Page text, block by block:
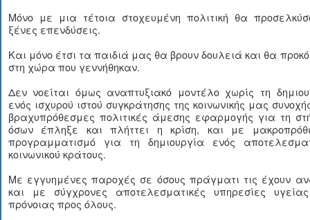
Μόνο με μια τέτοια στοχευμένη πολιτική θα
ξένες επενδύσεις.
Και μόνο έτσι τα παιδιά μας θα βρουν δουλειά και θα
στη χώρα που γεννήθηκαν.
Δεν νοείται όμως αναπτυξιακό μοντέλο χωρίς τη
ενός ισχυρού ιστού συγκράτησης της κοινωνικής μας
βραχυπρόθεσμες πολιτικές άμεσης εφαρμογής για τη
όσων έπληξε και πλήττει η κρίση, και με
προγραμματισμό για τη δημιουργία ενός
κοινωνικού κράτους.
Με εγγυημένες παροχές σε όσους πράγματι τις έχουν
και με σύγχρονες αποτελεσματικές υπηρεσίες
πρόνοιας προς όλους.